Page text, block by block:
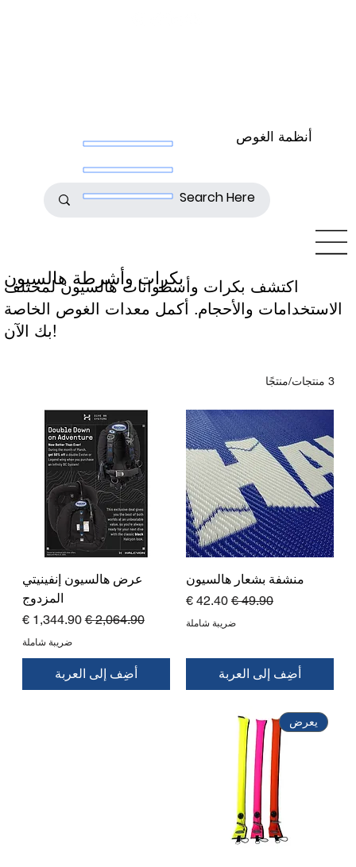
أنظمة الغوص
بكرات وأشرطة هالسيون
اكتشف بكرات وأسطوانات هالسيون لمختلف
الاستخدامات والأحجام. أكمل معدات الغوص الخاصة
بك الآن!
3 منتجات/منتجًا
منشفة بشعار هالسيون
سعر عاديسعر البيع
ضريبة شاملة
أضِف إلى العربة
عرض هالسيون إنفينيتي
المزدوج
سعر عادي‏2,064.90 € سعر البيع‏1,344.90 €
ضريبة شاملة
أضِف إلى العربة
يعرض